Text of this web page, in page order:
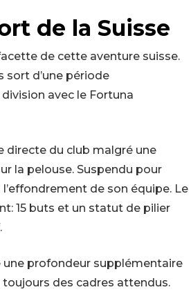
de la Suisse
de cette aventure suisse.
sort d’une période
avec le Fortuna
directe du club malgré une
la pelouse. Suspendu pour
de son équipe. Le
15 buts et un statut de pilier
une profondeur supplémentaire
toujours des cadres attendus.